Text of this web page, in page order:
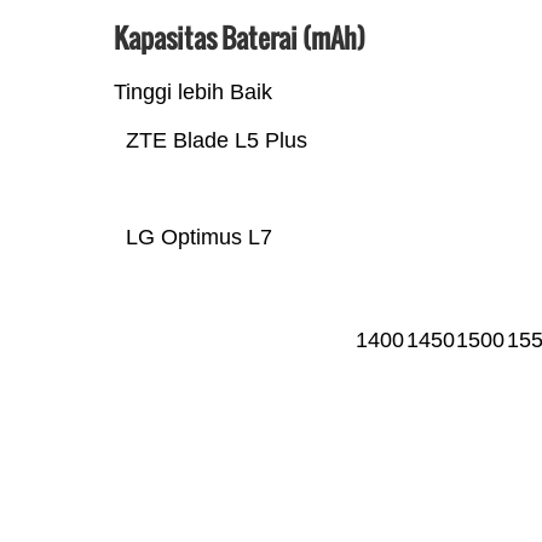
Kapasitas Baterai (mAh)
Tinggi lebih Baik
LG Optimus L7
ZTE Blade L5 Plus
140014501500